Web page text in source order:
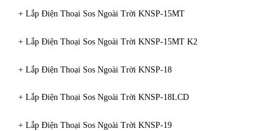
+ Lắp Điện Thoại Sos Ngoài Trời KNSP-15MT
+ Lắp Điện Thoại Sos Ngoài Trời KNSP-15MT K2
+ Lắp Điện Thoại Sos Ngoài Trời KNSP-18
+ Lắp Điện Thoại Sos Ngoài Trời KNSP-18LCD
+ Lắp Điện Thoại Sos Ngoài Trời KNSP-19